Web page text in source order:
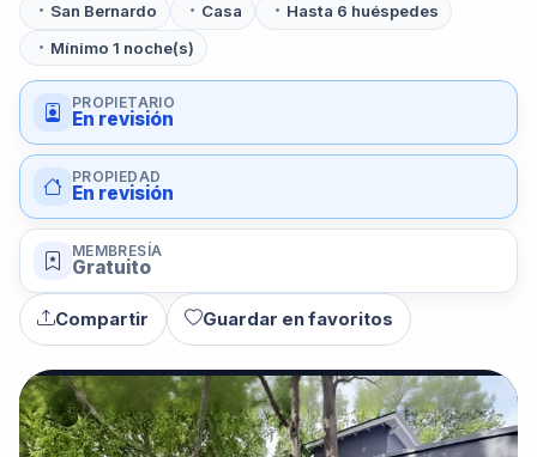
San Bernardo Casa
Hasta 6 huéspedes
Mínimo 1 noche(s)
PROPIETARIO
En revisión
PROPIEDAD
En revisión
MEMBRESÍA
Gratuito
Compartir Guardar en favoritos